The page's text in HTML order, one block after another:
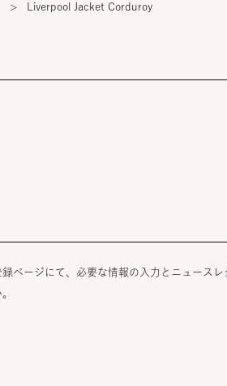
> Liverpool Jacket Corduroy
ページにて、必要な情報の入力とニュースレ